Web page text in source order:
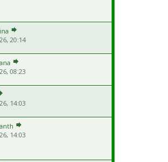
20:14
08:23
14:03
14:03